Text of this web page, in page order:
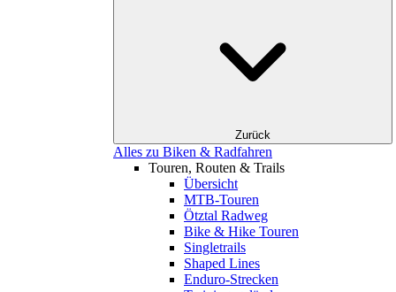
Zurück
Alles zu Biken & Radfahren
Touren, Routen & Trails
Übersicht
MTB-Touren
Ötztal Radweg
Bike & Hike Touren
Singletrails
Shaped Lines
Enduro-Strecken